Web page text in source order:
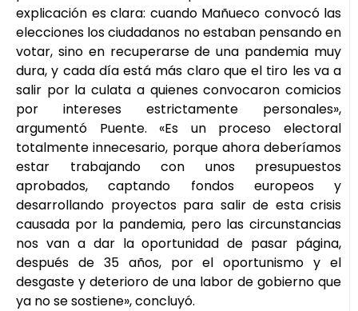
explicación es clara: cuando Mañueco convocó las
elecciones los ciudadanos no estaban pensando en
votar, sino en recuperarse de una pandemia muy
dura, y cada día está más claro que el tiro les va a
salir por la culata a quienes convocaron comicios
por intereses estrictamente personales»,
argumentó Puente. «Es un proceso electoral
totalmente innecesario, porque ahora deberíamos
estar trabajando con unos presupuestos
aprobados, captando fondos europeos y
desarrollando proyectos para salir de esta crisis
causada por la pandemia, pero las circunstancias
nos van a dar la oportunidad de pasar página,
después de 35 años, por el oportunismo y el
desgaste y deterioro de una labor de gobierno que
ya no se sostiene», concluyó.